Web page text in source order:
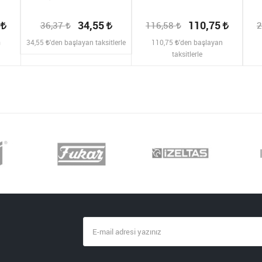
36,37 34,55
34,55 'den başlayan taksitlerle
116,58 110,75
110,75
'den başlayan
taksitlerle